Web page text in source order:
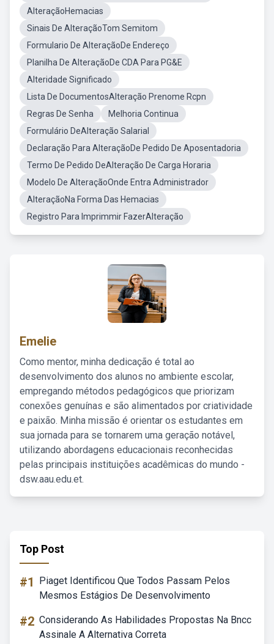
AlteraçãoHemacias
Sinais De AlteraçãoTom Semitom
Formulario De AlteraçãoDe Endereço
Planilha De AlteraçãoDe CDA Para PG&E
Alteridade Significado
Lista De DocumentosAlteração Prenome Rcpn
Regras De Senha
Melhoria Continua
Formulário DeAlteração Salarial
Declaração Para AlteraçãoDe Pedido De Aposentadoria
Termo De Pedido DeAlteração De Carga Horaria
Modelo De AlteraçãoOnde Entra Administrador
AlteraçãoNa Forma Das Hemacias
Registro Para Imprimmir FazerAlteração
Emelie
Como mentor, minha dedicação é total ao
desenvolvimento dos alunos no ambiente escolar,
empregando métodos pedagógicos que priorizam
conexões genuínas e são alimentados por criatividade
e paixão. Minha missão é orientar os estudantes em
sua jornada para se tornarem uma geração notável,
utilizando abordagens educacionais reconhecidas
pelas principais instituições acadêmicas do mundo -
dsw.aau.edu.et.
Top Post
#1
Piaget Identificou Que Todos Passam Pelos
Mesmos Estágios De Desenvolvimento
#2 Considerando As Habilidades Propostas Na Bncc
Assinale A Alternativa Correta